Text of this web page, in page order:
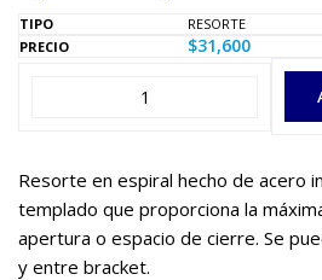
RESORTE
$31,600
Resorte en espiral hecho de acero
templado que proporciona la
apertura o espacio de cierre. Se
y entre bracket.